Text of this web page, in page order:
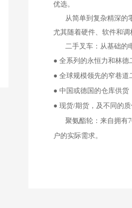
优选。
从简单到复杂精深的零
尤其随着硬件、软件和
二手叉车：从基础的电
● 全系列的永恒力和林
● 全球规模领先的窄巷
● 中国或德国的仓库供
● 现货/期货，及不同的
聚氨酯轮：来自拥有70
户的实际需求。